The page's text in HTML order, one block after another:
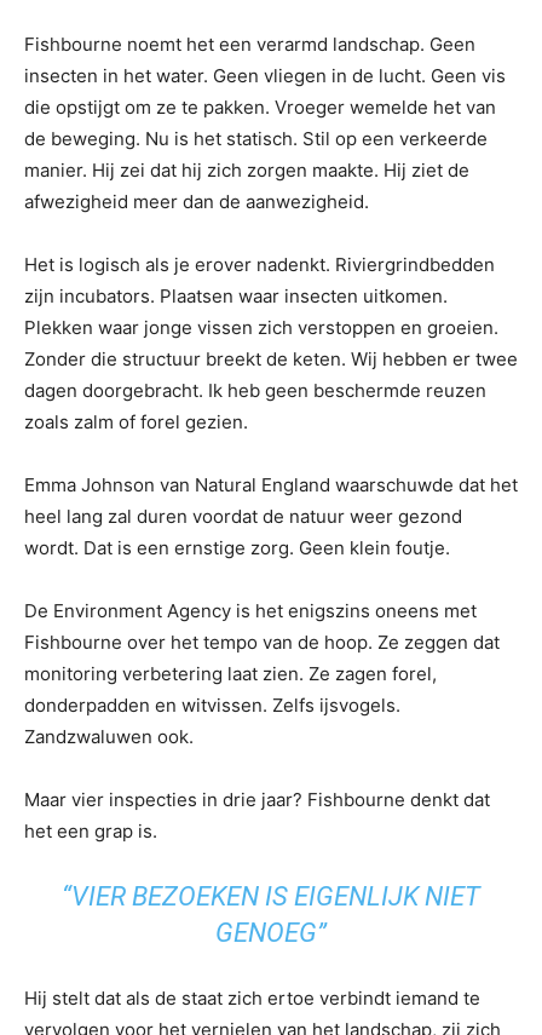
Fishbourne noemt het een verarmd landschap. Geen
insecten in het water. Geen vliegen in de lucht. Geen vis
die opstijgt om ze te pakken. Vroeger wemelde het van
de beweging. Nu is het statisch. Stil op een verkeerde
manier. Hij zei dat hij zich zorgen maakte. Hij ziet de
afwezigheid meer dan de aanwezigheid.
Het is logisch als je erover nadenkt. Riviergrindbedden
zijn incubators. Plaatsen waar insecten uitkomen.
Plekken waar jonge vissen zich verstoppen en groeien.
Zonder die structuur breekt de keten. Wij hebben er twee
dagen doorgebracht. Ik heb geen beschermde reuzen
zoals zalm of forel gezien.
Emma Johnson van Natural England waarschuwde dat het
heel lang zal duren voordat de natuur weer gezond
wordt. Dat is een ernstige zorg. Geen klein foutje.
De Environment Agency is het enigszins oneens met
Fishbourne over het tempo van de hoop. Ze zeggen dat
monitoring verbetering laat zien. Ze zagen forel,
donderpadden en witvissen. Zelfs ijsvogels.
Zandzwaluwen ook.
Maar vier inspecties in drie jaar? Fishbourne denkt dat
het een grap is.
“VIER BEZOEKEN IS EIGENLIJK NIET
GENOEG”
Hij stelt dat als de staat zich ertoe verbindt iemand te
vervolgen voor het vernielen van het landschap, zij zich